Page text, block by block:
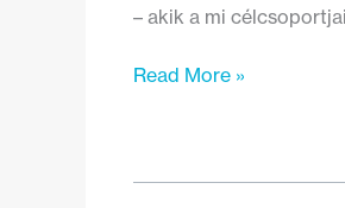
– akik a mi
Véleményeztük
Read More »